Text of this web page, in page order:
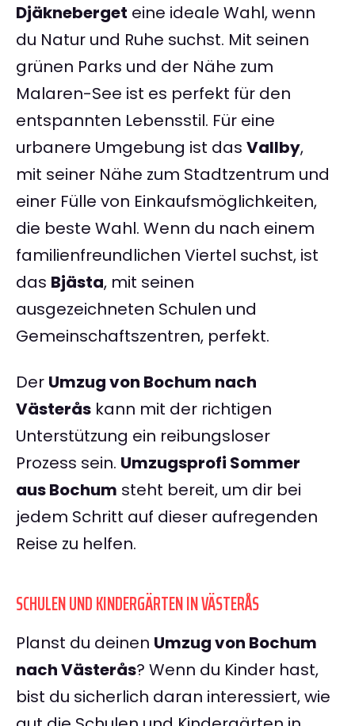
Djäkneberget eine ideale Wahl, wenn
du Natur und Ruhe suchst. Mit seinen
grünen Parks und der Nähe zum
Malaren-See ist es perfekt für den
entspannten Lebensstil. Für eine
urbanere Umgebung ist das Vallby,
mit seiner Nähe zum Stadtzentrum und
einer Fülle von Einkaufsmöglichkeiten,
die beste Wahl. Wenn du nach einem
familienfreundlichen Viertel suchst, ist
das Bjästa, mit seinen
ausgezeichneten Schulen und
Gemeinschaftszentren, perfekt.
Der Umzug von Bochum nach
Västerås kann mit der richtigen
Unterstützung ein reibungsloser
Prozess sein. Umzugsprofi Sommer
aus Bochum steht bereit, um dir bei
jedem Schritt auf dieser aufregenden
Reise zu helfen.
SCHULEN UND KINDERGÄRTEN IN VÄSTERÅS
Planst du deinen Umzug von Bochum
nach Västerås? Wenn du Kinder hast,
bist du sicherlich daran interessiert, wie